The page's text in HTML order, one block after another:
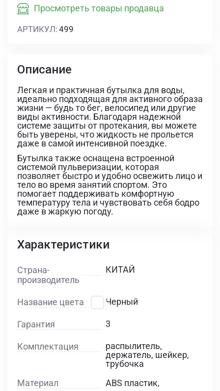
Просмотреть товары продавца
АРТИКУЛ: 499
Описание
Легкая и практичная бутылка для воды,
идеально подходящая для активного образа
жизни — будь то бег, велосипед или другие
виды активности. Благодаря надежной
системе защиты от протекания, вы можете
быть уверены, что жидкость не прольется
даже в самой интенсивной поездке.
Бутылка также оснащена встроенной
системой пульверизации, которая
позволяет быстро и удобно освежить лицо и
тело во время занятий спортом. Это
помогает поддерживать комфортную
температуру тела и чувствовать себя бодро
даже в жаркую погоду.
Характеристики
Страна-
производитель
КИТАЙ
Название цвета Черный
Гарантия 3
Комплектация
распылитель,
держатель, шейкер,
трубочка
Материал
ABS пластик,